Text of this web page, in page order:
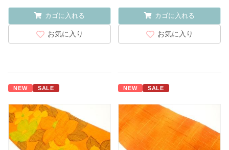
カゴに入れる
お気に入り
カゴに入れる
お気に入り
NEW SALE NEW SALE